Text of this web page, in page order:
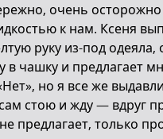
очень осторожно
к нам. Ксеня
руку из-под одеяла,
в чашку и предлагает
но я все же
стою и жду — вдруг
предлагает, только